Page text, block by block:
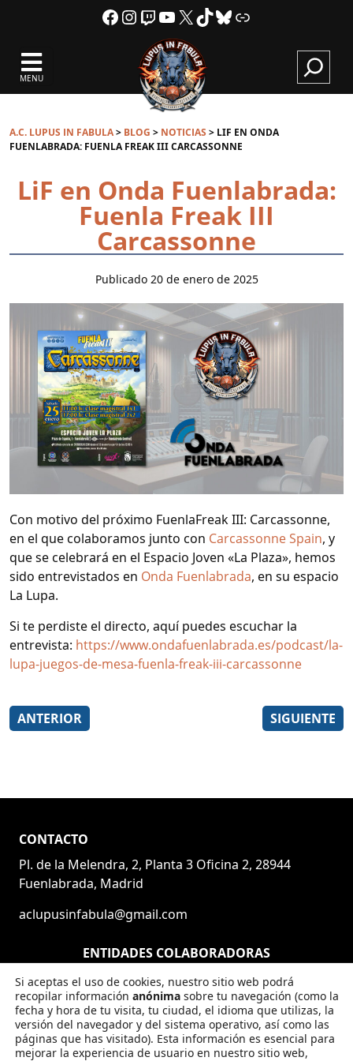
Facebook
Instagram
Twitch
YouTube
X TikTok
Bluesky
Link
Lupus
MENU
A.C. LUPUS IN FABULA> BLOG > NOTICIAS > LIF EN ONDA
FUENLABRADA: FUENLA FREAK III CARCASSONNE
LiF en Onda Fuenlabrada:
Fuenla Freak III
Carcassonne
Publicado 20 de enero de 2025
Con motivo del próximo FuenlaFreak III: Carcassonne,
en el que colaboramos junto con Carcassonne Spain, y
que se celebrará en el Espacio Joven «La Plaza», hemos
sido entrevistados en Onda Fuenlabrada, en su espacio
La Lupa.
Si te perdiste el directo, aquí puedes escuchar la
entrevista: https://www.ondafuenlabrada.es/podcast/la-
lupa-juegos-de-mesa-fuenla-freak-iii-carcassonne
ANTERIOR SIGUIENTE
CONTACTO
Pl. de la Melendra, 2, Planta 3 Oficina 2, 28944
Fuenlabrada, Madrid
aclupusinfabula@gmail.com
ENTIDADES COLABORADORAS
Si aceptas el uso de cookies, nuestro sitio web podrá
recopilar información anónima sobre tu navegación (como la
fecha y hora de tu visita, tu ciudad, el idioma que utilizas, la
versión del navegador y del sistema operativo, así como las
páginas que has visitado). Esta información es esencial para
mejorar la experiencia de usuario en nuestro sitio web,